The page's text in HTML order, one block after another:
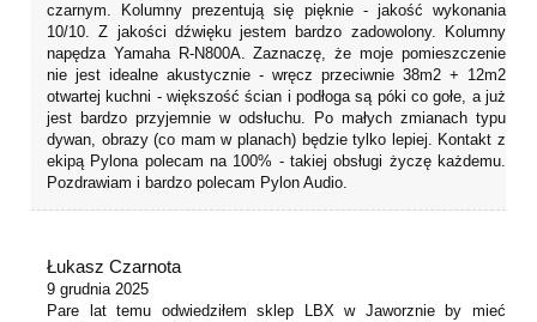
czarnym. Kolumny prezentują się pięknie - jakość wykonania
10/10. Z jakości dźwięku jestem bardzo zadowolony. Kolumny
napędza Yamaha R-N800A. Zaznaczę, że moje pomieszczenie
nie jest idealne akustycznie - wręcz przeciwnie 38m2 + 12m2
otwartej kuchni - większość ścian i podłoga są póki co gołe, a już
jest bardzo przyjemnie w odsłuchu. Po małych zmianach typu
dywan, obrazy (co mam w planach) będzie tylko lepiej. Kontakt z
ekipą Pylona polecam na 100% - takiej obsługi życzę każdemu.
Pozdrawiam i bardzo polecam Pylon Audio.
Łukasz Czarnota
9 grudnia 2025
Pare lat temu odwiedziłem sklep LBX w Jaworznie by mieć